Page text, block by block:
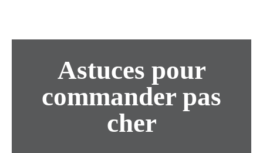
Astuces pour
commander pas
cher